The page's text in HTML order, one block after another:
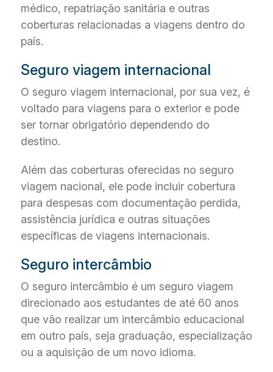
médico, repatriação sanitária e outras
coberturas relacionadas a viagens dentro do
país.
Seguro viagem internacional
O seguro viagem internacional, por sua vez, é
voltado para viagens para o exterior e pode
ser tornar obrigatório dependendo do
destino.
Além das coberturas oferecidas no seguro
viagem nacional, ele pode incluir cobertura
para despesas com documentação perdida,
assistência jurídica e outras situações
específicas de viagens internacionais.
Seguro intercâmbio
O seguro intercâmbio é um seguro viagem
direcionado aos estudantes de até 60 anos
que vão realizar um intercâmbio educacional
em outro país, seja graduação, especialização
ou a aquisição de um novo idioma.